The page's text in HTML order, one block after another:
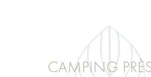
CAMPING